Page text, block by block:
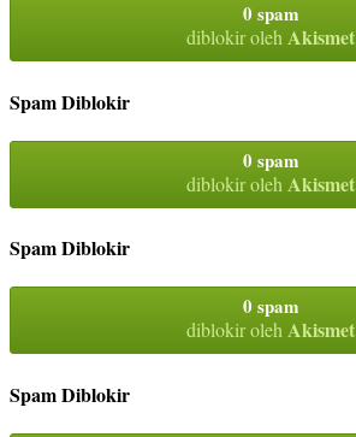
0 spam
diblokir olehAkismet
Spam Diblokir
0 spam
diblokir oleh Akismet
Spam Diblokir
0 spam
diblokir olehAkismet
Spam Diblokir